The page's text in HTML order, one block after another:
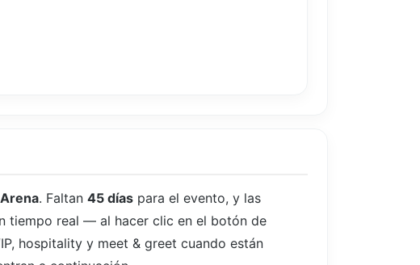
. Faltan 45 días para el evento, y las
tiempo real — al hacer clic en el botón de
hospitality y meet & greet cuando están